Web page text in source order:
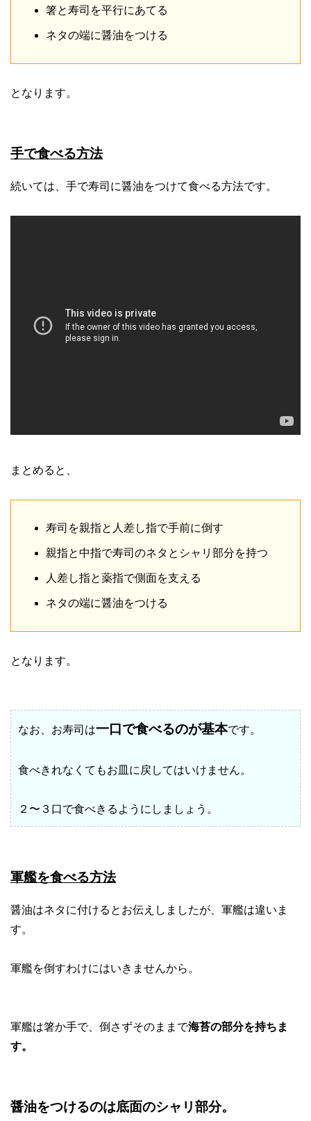
箸と寿司を平行にあてる
ネタの端に醤油をつける
となります。
手で食べる方法
続いては、手で寿司に醤油をつけて食べる方法です。
まとめると、
寿司を親指と人差し指で手前に倒す
親指と中指で寿司のネタとシャリ部分を持つ
人差し指と薬指で側面を支える
ネタの端に醤油をつける
となります。
なお、お寿司は一口で食べるのが基本です。
食べきれなくてもお皿に戻してはいけません。
２〜３口で食べきるようにしましょう。
軍艦を食べる方法
醤油はネタに付けるとお伝えしましたが、軍艦は違いま
す。
軍艦を倒すわけにはいきませんから。
軍艦は箸か手で、倒さずそのままで海苔の部分を持ちま
す。
醤油をつけるのは底面のシャリ部分。